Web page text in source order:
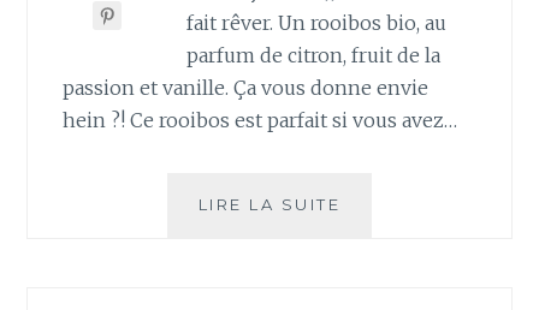
fait rêver. Un rooibos bio, au
parfum de citron, fruit de la
passion et vanille. Ça vous donne envie
hein ?! Ce rooibos est parfait si vous avez…
LIRE LA SUITE